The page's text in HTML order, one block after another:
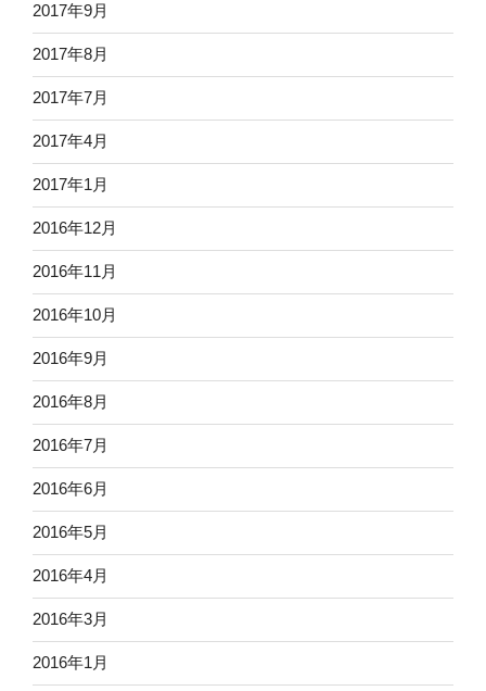
2017年9月
2017年8月
2017年7月
2017年4月
2017年1月
2016年12月
2016年11月
2016年10月
2016年9月
2016年8月
2016年7月
2016年6月
2016年5月
2016年4月
2016年3月
2016年1月